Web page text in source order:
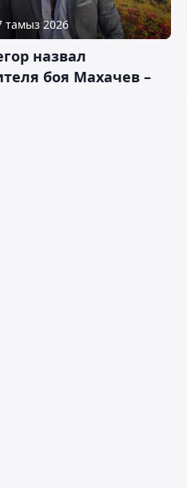
тамыз 2026
назвал
боя Махачев –